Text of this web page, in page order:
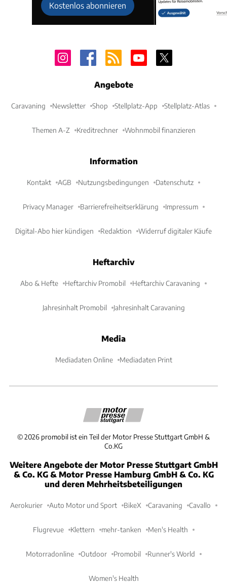
Kostenlos abonnieren
Angebote
Caravaning Newsletter Shop Stellplatz-App Stellplatz-Atlas
Themen A-Z Kreditrechner Wohnmobil finanzieren
Information
Kontakt AGB Nutzungsbedingungen Datenschutz
Privacy Manager Barrierefreiheitserklärung Impressum
Digital-Abo hier kündigen Redaktion Widerruf digitaler Käufe
Heftarchiv
Abo & Hefte Heftarchiv Promobil Heftarchiv Caravaning
Jahresinhalt Promobil Jahresinhalt Caravaning
Media
Mediadaten Online Mediadaten Print
©2026 promobil ist ein Teil der Motor Presse Stuttgart GmbH &
Co.KG
Weitere Angebote der Motor Presse Stuttgart GmbH
& Co. KG & Motor Presse Hamburg GmbH & Co. KG
und deren Mehrheitsbeteiligungen
Aerokurier Auto Motor und Sport BikeX Caravaning Cavallo
Flugrevue Klettern mehr-tanken Men's Health
Motorradonline Outdoor Promobil Runner's World
Women's Health